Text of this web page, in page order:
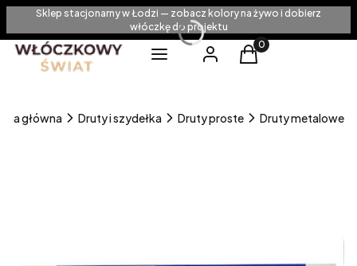
Sklep stacjonarny w Łodzi — zobacz kolory na żywo i dobierz
włóczkę do projektu
Menu
Zaloguj sięProdukty w
Koszyk
główna Druty i szydełka Druty proste Druty metalowe